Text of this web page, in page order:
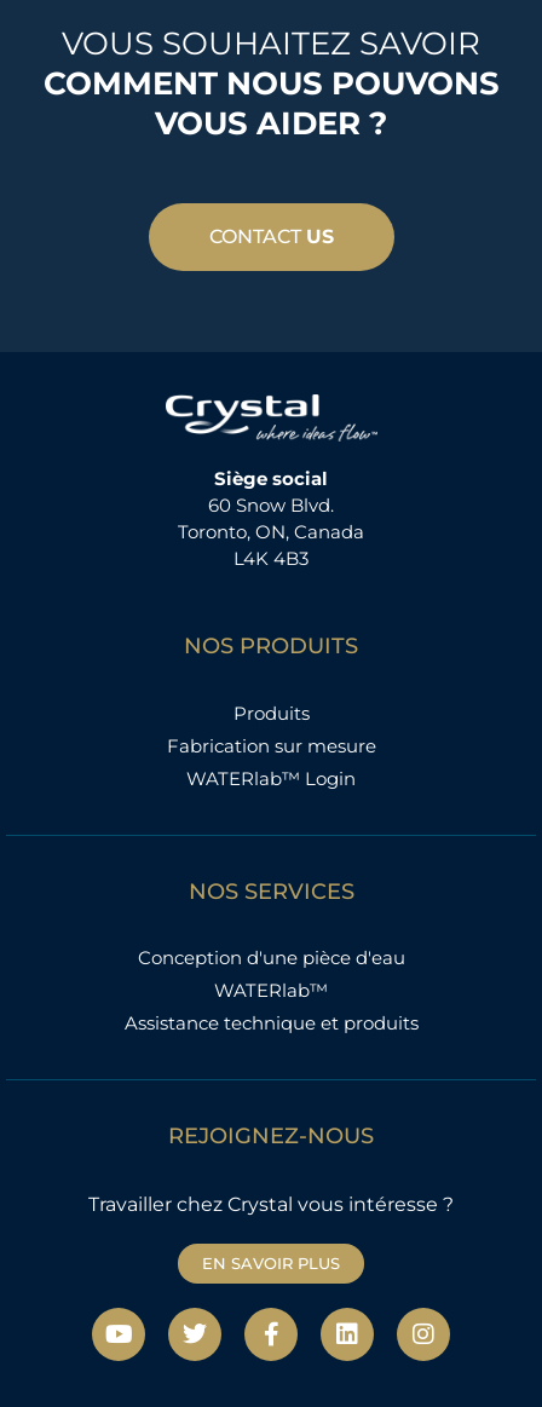
VOUS SOUHAITEZ SAVOIR
COMMENT NOUS POUVONS
VOUS AIDER ?
CONTACT US
Siège social
60 Snow Blvd.
Toronto, ON, Canada
L4K 4B3
NOS PRODUITS
Produits
Fabrication sur mesure
WATERlab™ Login
NOS SERVICES
Conception d'une pièce d'eau
WATERlab™
Assistance technique et produits
REJOIGNEZ-NOUS
Travailler chez Crystal vous intéresse ?
EN SAVOIR PLUS
Y
o
u
T
w
i
F
a
c
L
i
n
I
n
s